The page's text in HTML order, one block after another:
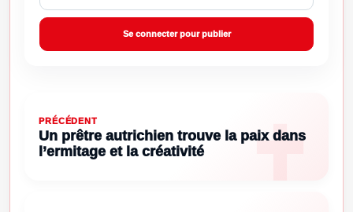
Se connecter pour publier
PRÉCÉDENT
Un prêtre autrichien trouve la paix dans
l’ermitage et la créativité